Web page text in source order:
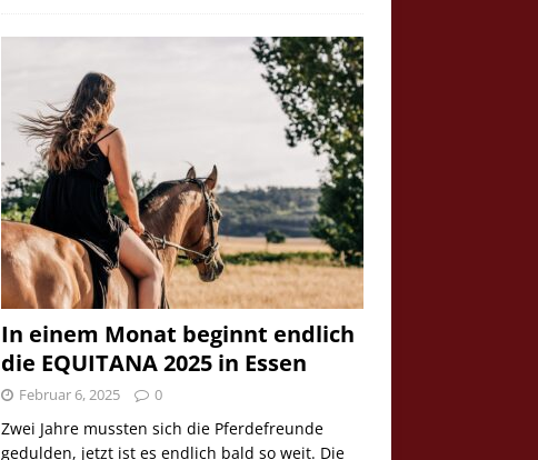
In einem Monat beginnt endlich
die EQUITANA 2025 in Essen
Februar 6, 2025 0
Zwei Jahre mussten sich die Pferdefreunde
gedulden, jetzt ist es endlich bald so weit. Die